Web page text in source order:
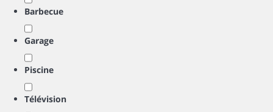
Barbecue
Garage
Piscine
Télévision